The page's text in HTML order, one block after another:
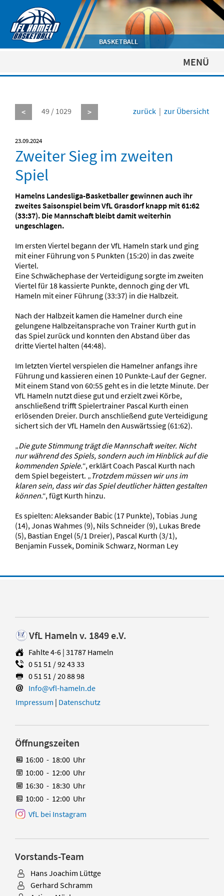
BASKETBALL
MENÜ
< 49 / 1029 > zurück | zur Übersicht
23.09.2024
Zweiter Sieg im zweiten
Spiel
Hamelns Landesliga-Basketballer gewinnen auch ihr
zweites Saisonspiel beim VfL Grasdorf knapp mit 61:62
(33:37). Die Mannschaft bleibt damit weiterhin
ungeschlagen.
Im ersten Viertel begann der VfL Hameln stark und ging
mit einer Führung von 5 Punkten (15:20) in das zweite
Viertel.
Eine Schwächephase der Verteidigung sorgte im zweiten
Viertel für 18 kassierte Punkte, dennoch ging der VfL
Hameln mit einer Führung (33:37) in die Halbzeit.
Nach der Halbzeit kamen die Hamelner durch eine
gelungene Halbzeitansprache von Trainer Kurth gut in
das Spiel zurück und konnten den Abstand über das
dritte Viertel halten (44:48).
Im letzten Viertel verspielen die Hamelner anfangs ihre
Führung und kassieren einen 10 Punkte-Lauf der Gegner.
Mit einem Stand von 60:55 geht es in die letzte Minute. Der
VfL Hameln nutzt diese gut und erzielt zwei Körbe,
anschließend trifft Spielertrainer Pascal Kurth einen
erlösenden Dreier. Durch anschließend gute Verteidigung
sichert sich der VfL Hameln den Auswärtssieg (61:62).
„Die gute Stimmung trägt die Mannschaft weiter. Nicht
nur während des Spiels, sondern auch im Hinblick auf die
kommenden Spiele.“, erklärt Coach Pascal Kurth nach
dem Spiel begeistert. „ Trotzdem müssen wir uns im
klaren sein, dass wir das Spiel deutlicher hätten gestalten
können.“, fügt Kurth hinzu.
Es spielten: Aleksander Babic (17 Punkte), Tobias Jung
(14), Jonas Wahmes (9), Nils Schneider (9), Lukas Brede
(5), Bastian Engel (5/1 Dreier), Pascal Kurth (3/1),
Benjamin Fussek, Dominik Schwarz, Norman Ley
VfL Hameln v. 1849 e.V.
Fahlte 4-6 | 31787 Hameln
0 51 51 / 92 43 33
0 51 51 / 20 88 98
Info@vfl-hameln.de
Impressum | Datenschutz
Öffnungszeiten
16:00 - 18:00 Uhr
10:00 - 12:00 Uhr
16:30 - 18:30 Uhr
10:00 - 12:00 Uhr
VfL bei Instagram
Vorstands-Team
Hans Joachim Lüttge
Gerhard Schramm